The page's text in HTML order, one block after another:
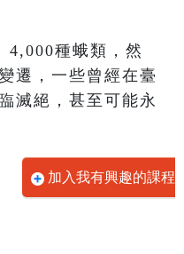
4,000種蛾類，然
遷，一些曾經在臺
滅絕，甚至可能永
加入我有興趣的課程